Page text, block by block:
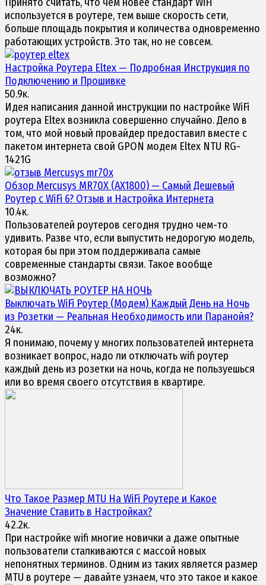
используется в роутере, тем выше скорость сети,
больше площадь покрытия и количества одновременно
работающих устройств. Это так, но не совсем.
Настройка Роутера Eltex — Подробная Инструкция по
Подключению и Прошивке
50.9к.
Идея написания данной инструкции по настройке WiFi
роутера Eltex возникла совершенно случайно. Дело в
том, что мой новый провайдер предоставил вместе с
пакетом интернета свой GPON модем Eltex NTU RG-
1421G
Обзор Mercusys MR70X (AX1800) — Самый Дешевый
Роутер с WiFi 6? Отзыв и Настройка Интернета
10.4к.
Пользователей роутеров сегодня трудно чем-то
удивить. Разве что, если выпустить недорогую модель,
которая бы при этом поддерживала самые
современные стандарты связи. Такое вообще
возможно?
Выключать WiFi Роутер (Модем) Каждый День на Ночь
из Розетки — Реальная Необходимость или Паранойя?
24к.
Я понимаю, почему у многих пользователей интернета
возникает вопрос, надо ли отключать wifi роутер
каждый день из розетки на ночь, когда не пользуешься
или во время своего отсутствия в квартире.
Что Такое Размер MTU НаWiFi Роутере и Какое
Значение Ставить в Настройках?
42.2к.
При настройке wifi многие новички а даже опытные
пользователи сталкиваются с массой новых
непонятных терминов. Одним из таких является размер
MTU в роутере — давайте узнаем, что это такое и какое